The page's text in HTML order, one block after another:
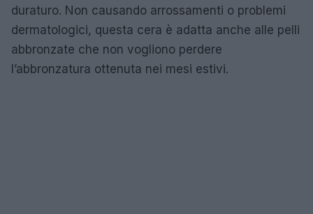
duraturo. Non causando arrossamenti o problemi
dermatologici, questa cera è adatta anche alle pelli
abbronzate che non vogliono perdere
l’abbronzatura ottenuta nei mesi estivi.